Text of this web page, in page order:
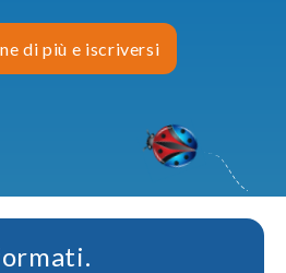
di più e iscriversi